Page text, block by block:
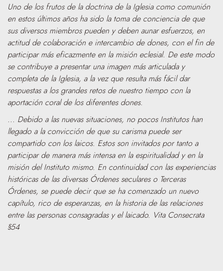
Uno de los frutos de la doctrina de la Iglesia como comunión
en estos últimos años ha sido la toma de conciencia de que
sus diversos miembros pueden y deben aunar esfuerzos, en
actitud de colaboración e intercambio de dones, con el fin de
participar más eficazmente en la misión eclesial. De este modo
se contribuye a presentar una imagen más articulada y
completa de la Iglesia, a la vez que resulta más fácil dar
respuestas a los grandes retos de nuestro tiempo con la
aportación coral de los diferentes dones.
... Debido a las nuevas situaciones, no pocos Institutos han
llegado a la convicción de que su carisma puede ser
compartido con los laicos. Estos son invitados por tanto a
participar de manera más intensa en la espiritualidad y en la
misión del Instituto mismo. En continuidad con las experiencias
históricas de las diversas Órdenes seculares o Terceras
Órdenes, se puede decir que se ha comenzado un nuevo
capítulo, rico de esperanzas, en la historia de las relaciones
entre las personas consagradas y el laicado. Vita Consecrata
§54